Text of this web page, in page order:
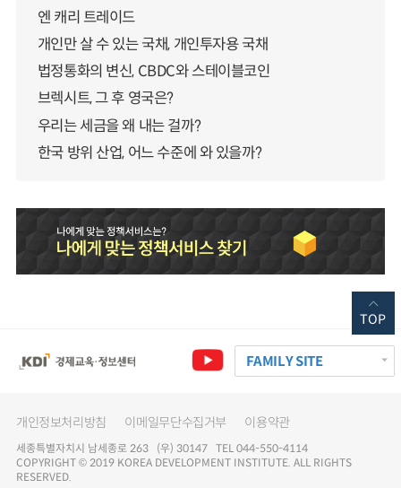
엔 캐리 트레이드
개인만 살 수 있는 국채, 개인투자용 국채
법정통화의 변신, CBDC와 스테이블코인
브렉시트, 그 후 영국은?
우리는 세금을 왜 내는 걸까?
한국 방위 산업, 어느 수준에 와 있을까?
FAMILY SITE
개인정보처리방침 이메일무단수집거부 이용약관
세종특별자치시 남세종로 263 (우) 30147 TEL 044-550-4114
COPYRIGHT © 2019 KOREA DEVELOPMENT INSTITUTE. ALL RIGHTS
RESERVED.
TOP